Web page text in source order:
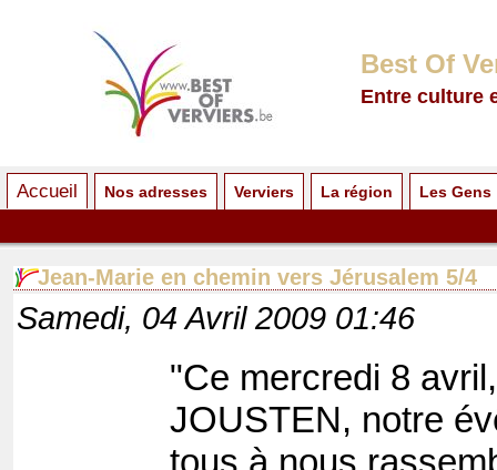
Best Of
Entre culture
Accueil Nos adresses Verviers La région Les Gens
Jean-Marie en chemin vers Jérusalem 5/4
Samedi, 04 Avril 2009 01:46
"Ce mercredi 8
JOUSTEN, notre